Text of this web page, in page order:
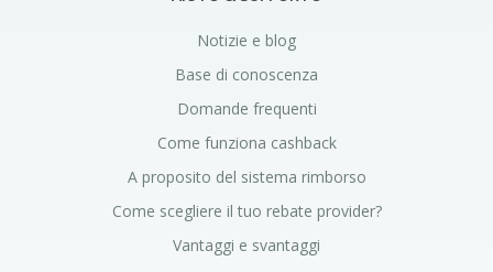
Notizie e blog
Base di conoscenza
Domande frequenti
Come funziona cashback
A proposito del sistema rimborso
Come scegliere il tuo rebate provider?
Vantaggi e svantaggi